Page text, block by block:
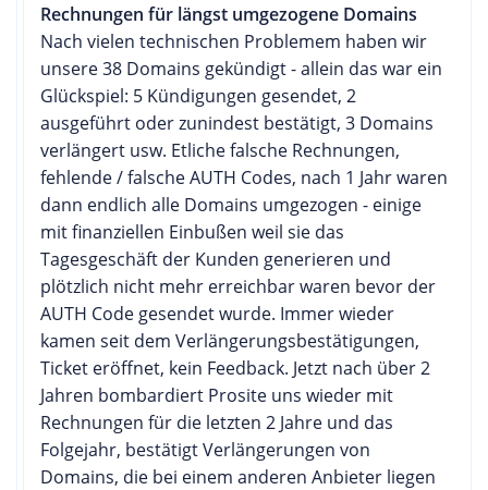
Rechnungen für längst umgezogene Domains
Nach vielen technischen Problemem haben wir
unsere 38 Domains gekündigt - allein das war ein
Glückspiel: 5 Kündigungen gesendet, 2
ausgeführt oder zunindest bestätigt, 3 Domains
verlängert usw. Etliche falsche Rechnungen,
fehlende / falsche AUTH Codes, nach 1 Jahr waren
dann endlich alle Domains umgezogen - einige
mit finanziellen Einbußen weil sie das
Tagesgeschäft der Kunden generieren und
plötzlich nicht mehr erreichbar waren bevor der
AUTH Code gesendet wurde. Immer wieder
kamen seit dem Verlängerungsbestätigungen,
Ticket eröffnet, kein Feedback. Jetzt nach über 2
Jahren bombardiert Prosite uns wieder mit
Rechnungen für die letzten 2 Jahre und das
Folgejahr, bestätigt Verlängerungen von
Domains, die bei einem anderen Anbieter liegen